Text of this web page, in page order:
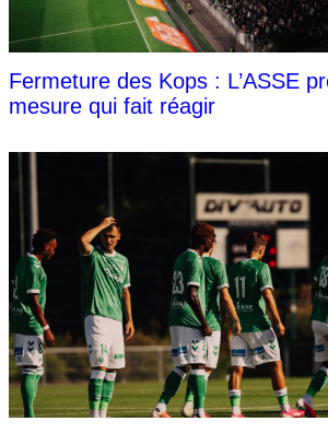
Fermeture des Kops : L’ASSE
mesure qui fait réagir